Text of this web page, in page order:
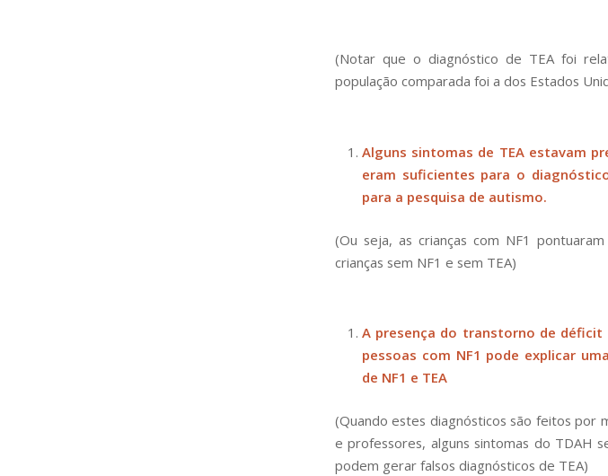
(Notar que o diagnóstico de TEA foi
população comparada foi a dos Estados
Alguns sintomas de TEA estavam
eram suficientes para o
para a pesquisa de autismo.
(Ou seja, as crianças com NF1
crianças sem NF1 e sem TEA)
A presença do transtorno de déficit
pessoas com NF1 pode explicar
de NF1 e TEA
(Quando estes diagnósticos são feitos por
e professores, alguns sintomas do TDAH
podem gerar falsos diagnósticos de TEA)